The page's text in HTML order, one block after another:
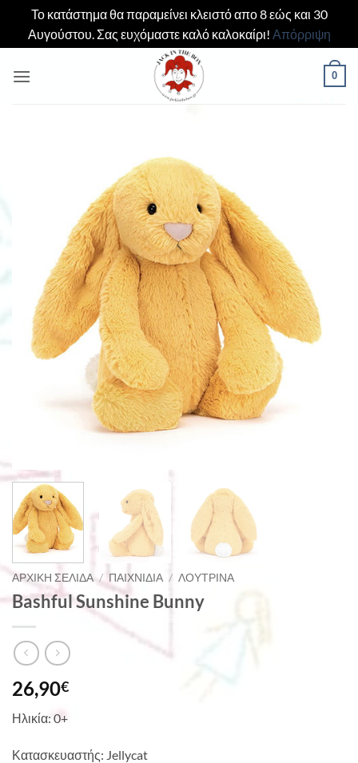
Το κατάστημα θα παραμείνει κλειστό απο 8 εώς και 30
Αυγούστου. Σας ευχόμαστε καλό καλοκαίρι! Απόρριψη
στο
0
ΑΡΧΙΚΉ ΣΕΛΊΔΑ / ΠΑΙΧΝΊΔΙΑ / ΛΟΎΤΡΙΝΑ
Bashful Sunshine Bunny
26,90€
Ηλικία: 0+
Κατασκευαστής: Jellycat